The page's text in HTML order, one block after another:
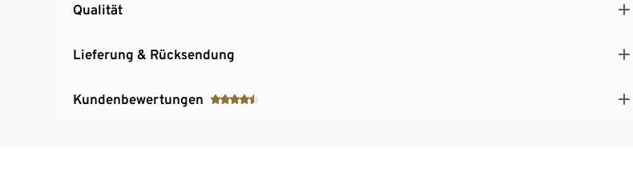
Qualität
Lieferung & Rücksendung
Kundenbewertungen